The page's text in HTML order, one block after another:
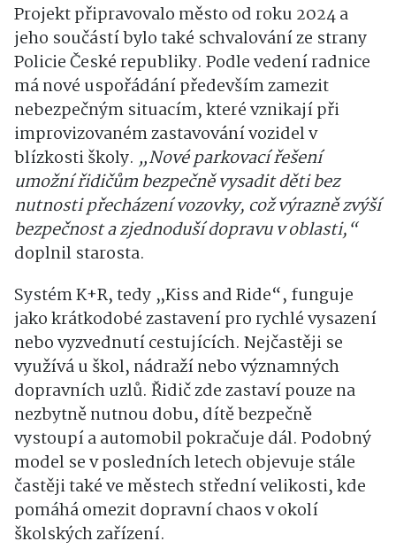
Projekt připravovalo město od roku 2024 a
jeho součástí bylo také schvalování ze strany
Policie České republiky. Podle vedení radnice
má nové uspořádání především zamezit
nebezpečným situacím, které vznikají při
improvizovaném zastavování vozidel v
blízkosti školy. „Nové parkovací řešení
umožní řidičům bezpečně vysadit děti bez
nutnosti přecházení vozovky, což výrazně zvýší
bezpečnost a zjednoduší dopravu v oblasti,“
doplnil starosta.
Systém K+R, tedy „Kiss and Ride“, funguje
jako krátkodobé zastavení pro rychlé vysazení
nebo vyzvednutí cestujících. Nejčastěji se
využívá u škol, nádraží nebo významných
dopravních uzlů. Řidič zde zastaví pouze na
nezbytně nutnou dobu, dítě bezpečně
vystoupí a automobil pokračuje dál. Podobný
model se v posledních letech objevuje stále
častěji také ve městech střední velikosti, kde
pomáhá omezit dopravní chaos v okolí
školských zařízení.